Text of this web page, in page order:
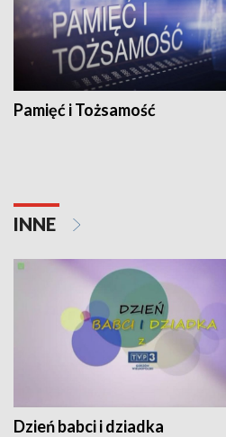
Pamięć i Tożsamość
INNE
Dzień babci i dziadka